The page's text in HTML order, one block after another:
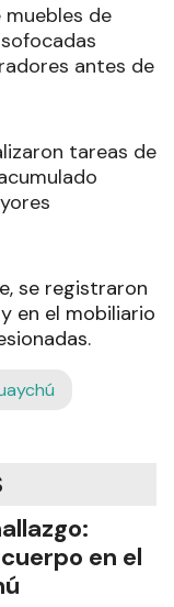
de
antes de
tareas de
se registraron
en el mobiliario
en el